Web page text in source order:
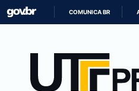
COMUNICA BR